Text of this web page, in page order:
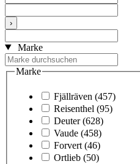
›
Marke
Marke
Fjällräven (457)
Reisenthel (95)
Deuter (628)
Vaude (458)
Forvert (46)
Ortlieb (50)